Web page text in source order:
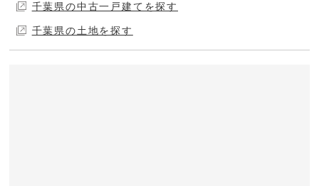
千葉県の中古一戸建てを探す
千葉県の土地を探す